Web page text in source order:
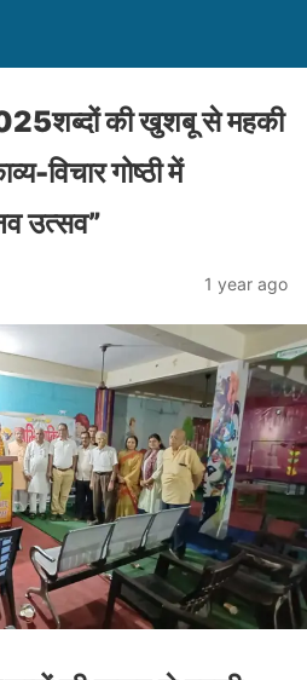
की खुशबू से महकी
विचार गोष्ठी में
उत्सव”
1 year ago